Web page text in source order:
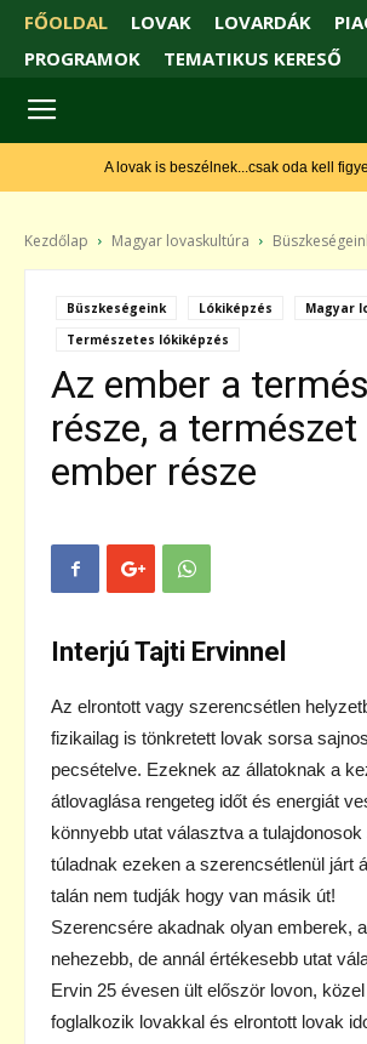
FŐOLDAL LOVAK LOVARDÁK
PROGRAMOK
TEMATIKUS KERESŐ
A lovak is beszélnek...csak oda kell
Kezdőlap Magyar lovaskultúra
Büszkeségeink Lókiképzés
Magyar
Természetes lókiképzés
Az ember a
része, a természet
ember része
Interjú Tajti Ervinnel
Az elrontott vagy szerencsétlen
fizikailag is tönkretett lovak sorsa
pecsételve. Ezeknek az állatoknak a
átlovaglása rengeteg időt és energiát
könnyebb utat választva a
túladnak ezeken a szerencsétlenül járt
talán nem tudják hogy van másik út!
Szerencsére akadnak olyan emberek,
nehezebb, de annál értékesebb utat
Ervin 25 évesen ült először lovon,
foglalkozik lovakkal és elrontott lovak